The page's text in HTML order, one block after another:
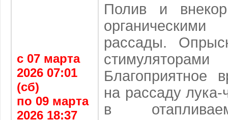
с 07 марта
2026 07:01
(сб)
по 09 марта
2026 18:37
Полив и
рассады.
Благоприятное
на рассаду
в